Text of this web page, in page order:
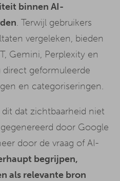
binnen AI-
. Terwijl gebruikers
vergeleken, bieden
Gemini, Perplexity en
direct geformuleerde
en categoriseringen.
dat zichtbaarheid niet
door Google
door de vraag of AI-
begrijpen,
als relevante bron